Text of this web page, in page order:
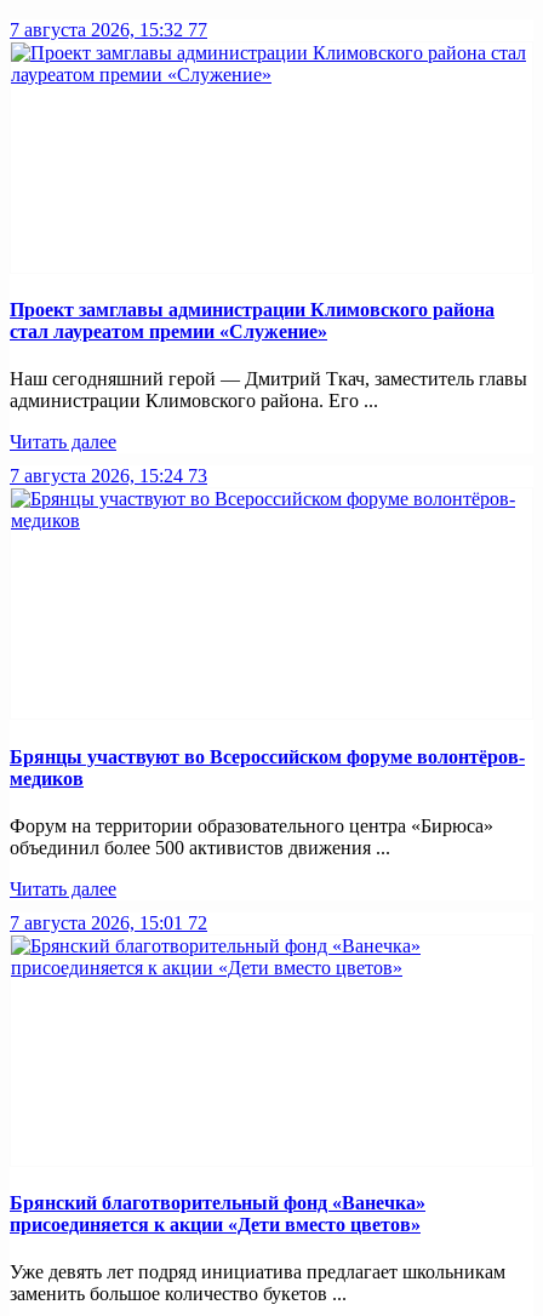
7 августа 2026, 15:32 77
Проект замглавы администрации Климовского района
стал лауреатом премии «Служение»
Наш сегодняшний герой — Дмитрий Ткач, заместитель главы
администрации Климовского района. Его ...
Читать далее
7 августа 2026, 15:24 73
Брянцы участвуют во Всероссийском форуме волонтёров-
медиков
Форум на территории образовательного центра «Бирюса»
объединил более 500 активистов движения ...
Читать далее
7 августа 2026, 15:01 72
Брянский благотворительный фонд «Ванечка»
присоединяется к акции «Дети вместо цветов»
Уже девять лет подряд инициатива предлагает школьникам
заменить большое количество букетов ...